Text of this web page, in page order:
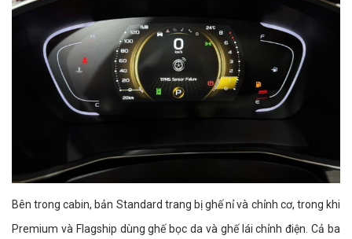
Bên trong cabin, bản Standard trang bị ghế nỉ và chỉnh cơ, trong khi
Premium và Flagship dùng ghế bọc da và ghế lái chỉnh điện. Cả ba